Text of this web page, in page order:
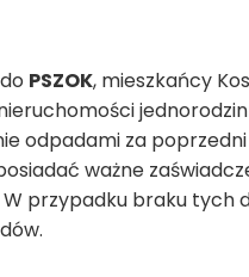
PSZOK, mieszkańcy
odpadami za
ważne
przypadku braku tych